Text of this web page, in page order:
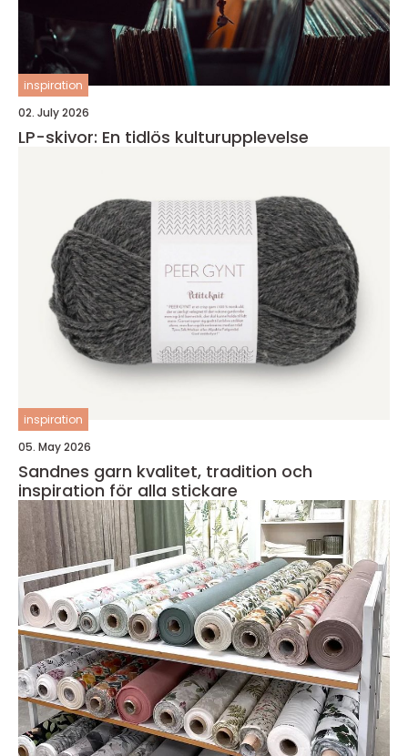
inspiration
02. July 2026
LP-skivor: En tidlös kulturupplevelse
inspiration
05. May 2026
Sandnes garn kvalitet, tradition och
inspiration för alla stickare